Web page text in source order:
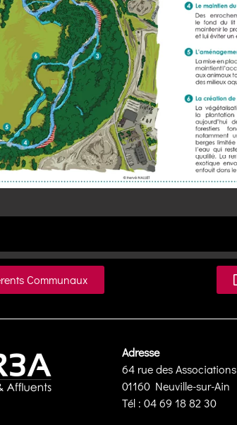
Communaux
Adresse
64 rue des Associations
01160 Neuville-sur-Ain
Tél : 04 69 18 82 30